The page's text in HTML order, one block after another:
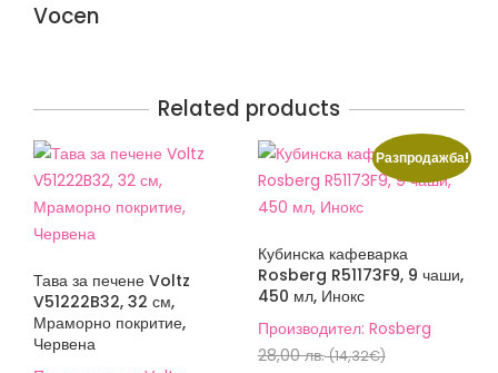
Vocen
Related products
Тава за печене Voltz
V51222B32, 32 см,
Мраморно покритие,
Червена
Разпродажба!
Кубинска кафеварка
Rosberg R51173F9, 9 чаши,
450 мл, Инокс
Производител: Rosberg
28,00лв.(14,32€)Original